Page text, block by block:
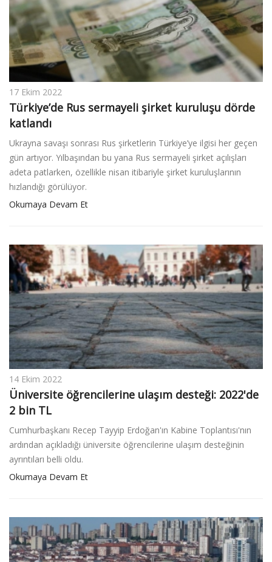
17 Ekim 2022
Türkiye’de Rus sermayeli şirket kuruluşu dörde
katlandı
Ukrayna savaşı sonrası Rus şirketlerin Türkiye’ye ilgisi her geçen
gün artıyor. Yılbaşından bu yana Rus sermayeli şirket açılışları
adeta patlarken, özellikle nisan itibariyle şirket kuruluşlarının
hızlandığı görülüyor.
Okumaya Devam Et
14 Ekim 2022
Üniversite öğrencilerine ulaşım desteği: 2022'de
2 bin TL
Cumhurbaşkanı Recep Tayyip Erdoğan'ın Kabine Toplantısı'nın
ardından açıkladığı üniversite öğrencilerine ulaşım desteğinin
ayrıntıları belli oldu.
Okumaya Devam Et